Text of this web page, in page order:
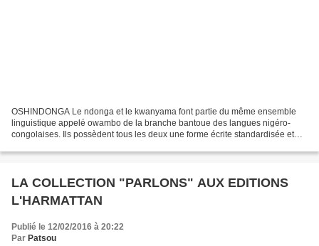
OSHINDONGA Le ndonga et le kwanyama font partie du même ensemble
linguistique appelé owambo de la branche bantoue des langues nigéro-
congolaises. Ils possèdent tous les deux une forme écrite standardisée et
LA COLLECTION "PARLONS" AUX EDITIONS
L'HARMATTAN
Publié le 12/02/2016 à 20:22
Par Patsou